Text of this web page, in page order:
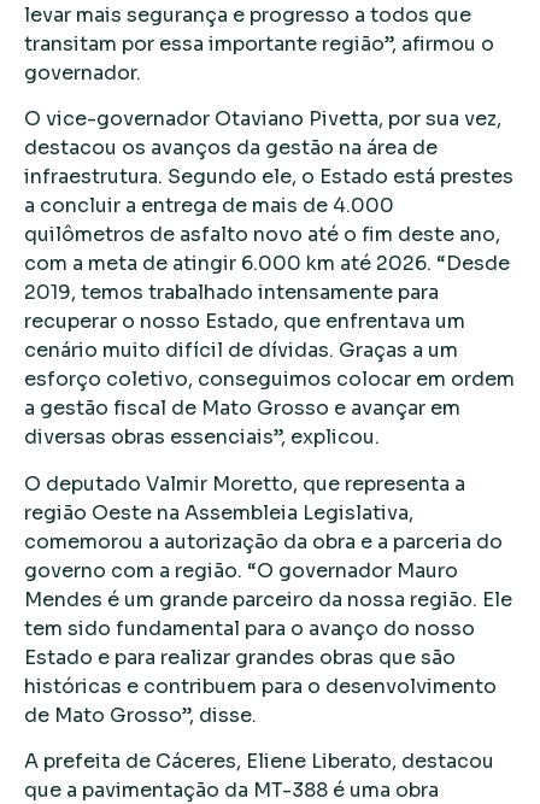
levar mais segurança e progresso a todos que
transitam por essa importante região”, afirmou o
governador.
O vice-governador Otaviano Pivetta, por sua vez,
destacou os avanços da gestão na área de
infraestrutura. Segundo ele, o Estado está prestes
a concluir a entrega de mais de 4.000
quilômetros de asfalto novo até o fim deste ano,
com a meta de atingir 6.000 km até 2026. “Desde
2019, temos trabalhado intensamente para
recuperar o nosso Estado, que enfrentava um
cenário muito difícil de dívidas. Graças a um
esforço coletivo, conseguimos colocar em ordem
a gestão fiscal de Mato Grosso e avançar em
diversas obras essenciais”, explicou.
O deputado Valmir Moretto, que representa a
região Oeste na Assembleia Legislativa,
comemorou a autorização da obra e a parceria do
governo com a região. “O governador Mauro
Mendes é um grande parceiro da nossa região. Ele
tem sido fundamental para o avanço do nosso
Estado e para realizar grandes obras que são
históricas e contribuem para o desenvolvimento
de Mato Grosso”, disse.
A prefeita de Cáceres, Eliene Liberato, destacou
que a pavimentação da MT-388 é uma obra